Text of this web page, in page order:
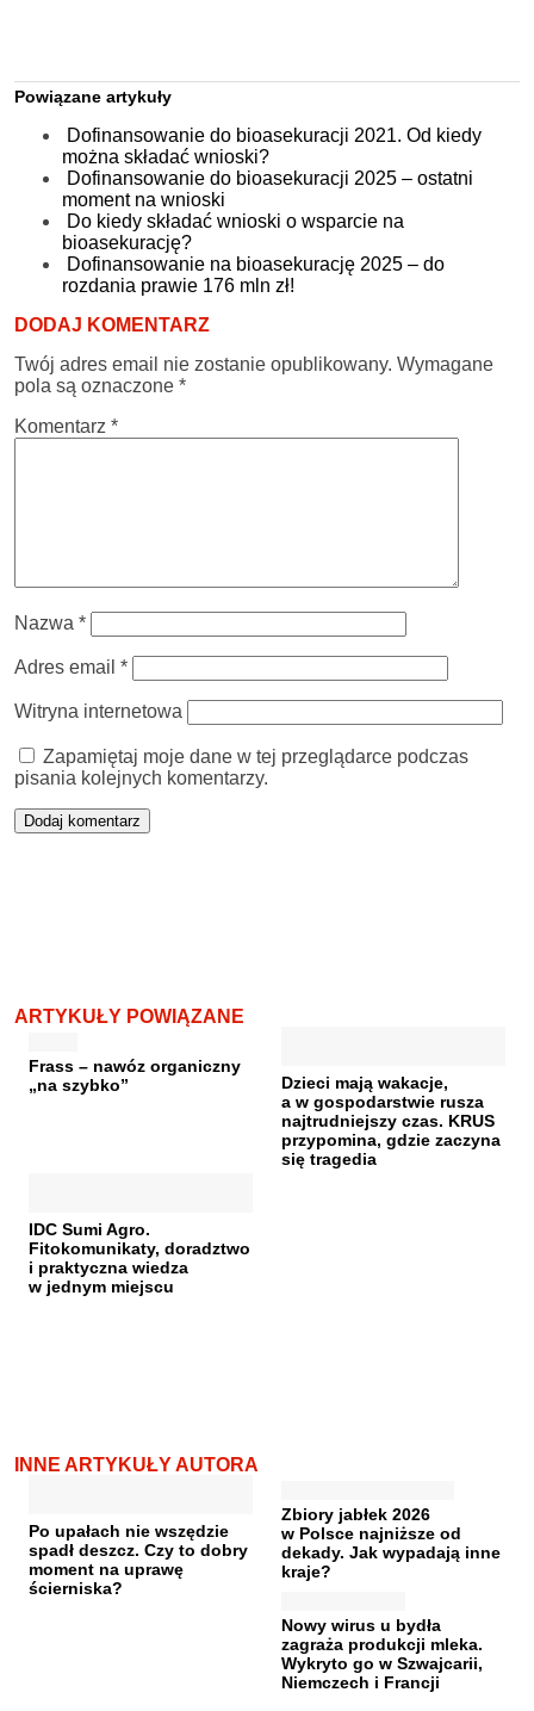
Powiązane artykuły
Dofinansowanie do bioasekuracji 2021. Od kiedy
można składać wnioski?
Dofinansowanie do bioasekuracji 2025 – ostatni
moment na wnioski
Do kiedy składać wnioski o wsparcie na
bioasekurację?
Dofinansowanie na bioasekurację 2025 – do
rozdania prawie 176 mln zł!
DODAJ KOMENTARZ
Twój adres email nie zostanie opublikowany. Wymagane
pola są oznaczone *
Komentarz *
Nazwa *
Adres email *
Witryna internetowa
Zapamiętaj moje dane w tej przeglądarce podczas
pisania kolejnych komentarzy.
ARTYKUŁY POWIĄZANE
Frass – nawóz organiczny
„na szybko”
Dzieci mają wakacje,
a w gospodarstwie rusza
najtrudniejszy czas. KRUS
przypomina, gdzie zaczyna
się tragedia
IDC Sumi Agro.
Fitokomunikaty, doradztwo
i praktyczna wiedza
w jednym miejscu
INNE ARTYKUŁY AUTORA
Po upałach nie wszędzie
spadł deszcz. Czy to dobry
moment na uprawę
ścierniska?
Zbiory jabłek 2026
w Polsce najniższe od
dekady. Jak wypadają inne
kraje?
Nowy wirus u bydła
zagraża produkcji mleka.
Wykryto go w Szwajcarii,
Niemczech i Francji